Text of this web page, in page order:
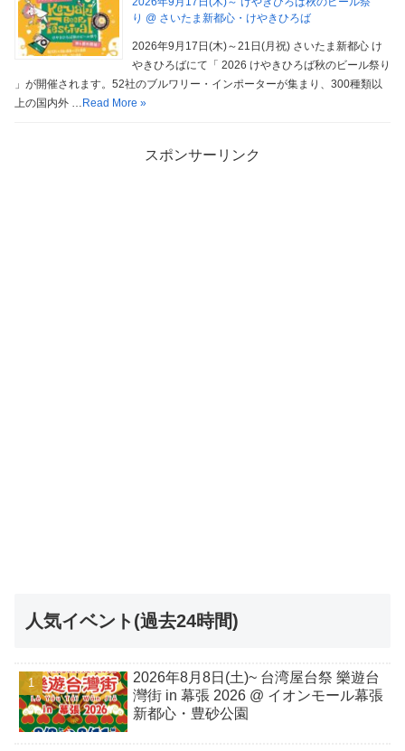
り @ さいたま新都心・けやきひろば
2026年9月17日(木)～21日(月祝) さいたま新都心 け
やきひろばにて「 2026 けやきひろば秋のビール祭り
」が開催されます。52社のブルワリー・インポーターが集まり、300種類以
上の国内外 … Read More »
スポンサーリンク
人気イベント(過去24時間)
2026年8月8日(土)~ 台湾屋台祭 樂遊台
灣街 in 幕張 2026 @ イオンモール幕張
新都心・豊砂公園